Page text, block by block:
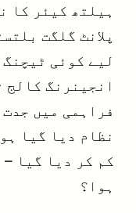
ہیلتھ کیئر کا
پلانٹ گلگت
لیے کوئی
انجینرنگ
فراہمی میں
نظام دیا گیا
کم کر دیا گیا
ہوا؟